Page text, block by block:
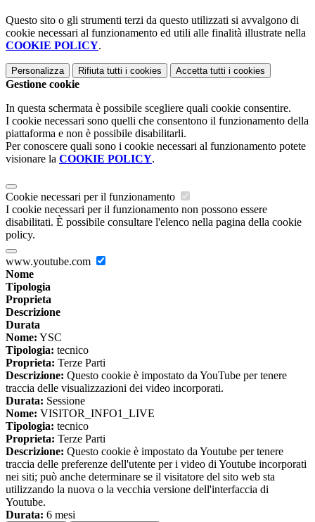
Questo sito o gli strumenti terzi da questo utilizzati si avvalgono di
cookie necessari al funzionamento ed utili alle finalità illustrate nella
COOKIE POLICY.
Personalizza Rifiuta tutti i cookies Accetta tutti i cookies
Gestione cookie
In questa schermata è possibile scegliere quali cookie consentire.
I cookie necessari sono quelli che consentono il funzionamento della
piattaforma e non è possibile disabilitarli.
Per conoscere quali sono i cookie necessari al funzionamento potete
visionare la COOKIE POLICY.
Cookie necessari per il funzionamento
I cookie necessari per il funzionamento non possono essere
disabilitati. È possibile consultare l'elenco nella pagina della cookie
policy.
www.youtube.com
Nome
Tipologia
Proprieta
Descrizione
Durata
Nome: YSC
Tipologia: tecnico
Proprieta: Terze Parti
Descrizione: Questo cookie è impostato da YouTube per tenere
traccia delle visualizzazioni dei video incorporati.
Durata: Sessione
Nome: VISITOR_INFO1_LIVE
Tipologia: tecnico
Proprieta: Terze Parti
Descrizione: Questo cookie è impostato da Youtube per tenere
traccia delle preferenze dell'utente per i video di Youtube incorporati
nei siti; può anche determinare se il visitatore del sito web sta
utilizzando la nuova o la vecchia versione dell'interfaccia di
Youtube.
Durata: 6 mesi